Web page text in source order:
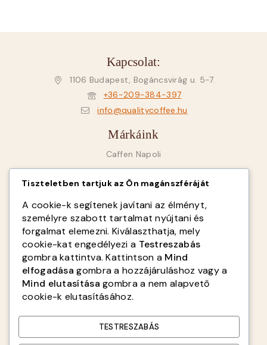
Kapcsolat:
1106 Budapest, Bogáncsvirág u. 5-7.
+36-209-384-397
info@qualitycoffee.hu
Márkáink
Caffen Napoli
Goriziana Caffé
SAB Italy
Fiorenzato
Infók
Rólunk
ÁSZF
Adatvédelmi tájékoztató
Kapcsolat
Tiszteletben tartjuk az Ön magánszféráját
A cookie-k segítenek javítani az élményt,
személyre szabott tartalmat nyújtani és
forgalmat elemezni. Kiválaszthatja, mely
cookie-kat engedélyezi a Testreszabás
gombra kattintva. Kattintson a Mind
elfogadása gombra a hozzájáruláshoz vagy a
Mind elutasítása gombra a nem alapvető
cookie-k elutasításához.
TESTRESZABÁS